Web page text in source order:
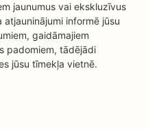
jaunumus vai ekskluzīvus
informē jūsu
gaidāmajiem
padomiem, tādējādi
jūsu tīmekļa vietnē.